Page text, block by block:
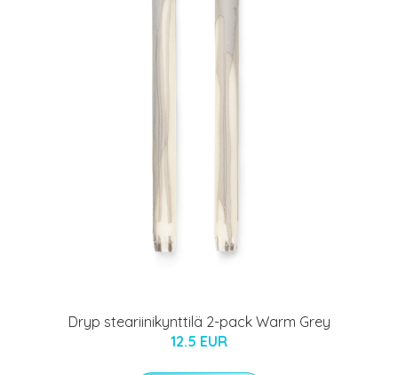
Dryp steariinikynttilä 2-pack Warm Grey
12.5 EUR